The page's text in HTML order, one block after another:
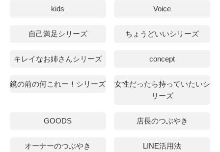
kids Voice
自己満足シリーズ ちょうどいいシリーズ
キレイなお姉さんシリーズ concept
鏡の前の何これー！シリーズ
女性だったら持っていたいシ
リーズ
GOODS 店長のつぶやき
オーナーのつぶやき LINE活用法